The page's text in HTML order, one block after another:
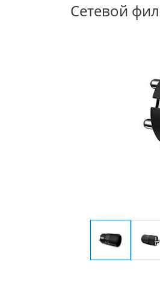
Сетевой